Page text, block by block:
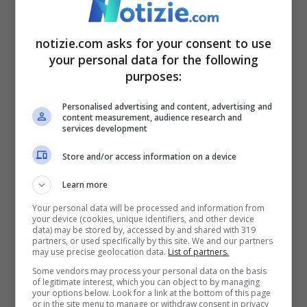
Migranti, Piantedosi:
“Primi rallentamenti nelle
partenza dalla Tunisia”
Sulla questione dei migranti il ministro ha
continuato dicendo: “
Tunisia è considerata un Paese terzo
sicuro da provvedimenti e atti ufficiali
italiani. Quali sono altri Paese che possono
ricevere in sicurezza i migranti respinti
dall’Europa? LaFarnesinaha già una lista
di Stato terzi sicuri.Soprattutto in Africa e
Senegal ed anche nei Balcani“. Sul prestito
notizie.com asks for your consent to use
your personal data for the following
purposes:
Personalised advertising and content, advertising and
content measurement, audience research and
services development
Store and/or access information on a device
Learn more
Your personal data will be processed and information from
your device (cookies, unique identifiers, and other device
data) may be stored by, accessed by and shared with 319
partners, or used specifically by this site. We and our partners
may use precise geolocation data. List of partners.
Some vendors may process your personal data on the basis
of legitimate interest, which you can object to by managing
your options below. Look for a link at the bottom of this page
or in the site menu to manage or withdraw consent in privacy